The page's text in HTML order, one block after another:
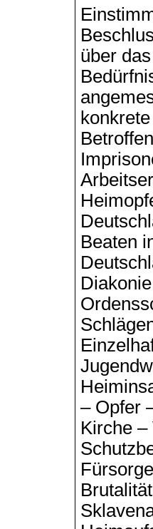
über
Beaten
– Opfer
Kirche –